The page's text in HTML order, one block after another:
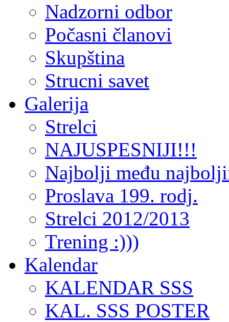
Nadzorni odbor
Počasni članovi
Skupština
Strucni savet
Galerija
Strelci
NAJUSPESNIJI!!!
Najbolji među
Proslava 199. rodj.
Strelci 2012/2013
Trening :)))
Kalendar
KALENDAR SSS
KAL. SSS POSTER